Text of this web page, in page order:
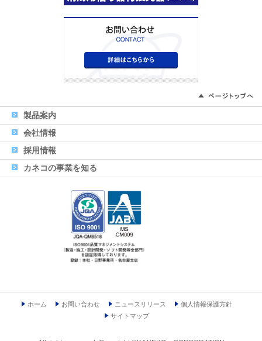
製品案内
会社情報
採用情報
カネコの事業を知る
ホーム お問い合わせ ニュースリリース
個人情報保護方針
サイトマップ